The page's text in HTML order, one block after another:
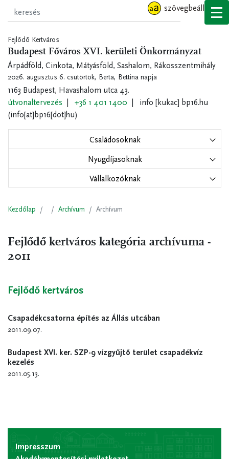
szövegbeállítások
Fejlődő Kertváros
Budapest Főváros XVI. kerületi Önkormányzat
Árpádföld, Cinkota, Mátyásföld, Sashalom, Rákosszentmihály
2026. augusztus 6. csütörtök, Berta, Bettina napja
1163 Budapest, Havashalom utca 43.
útvonaltervezés
+36 1 401 1400 info [kukac] bp16.hu
(info[at]bp16[dot]hu)
Családosoknak
Nyugdíjasoknak
Vállalkozóknak
Kezdőlap Archívum Archívum
Fejlődő kertváros kategória archívuma -
2011
Fejlődő kertváros
Csapadékcsatorna építés az Állás utcában
2011.09.07.
Budapest XVI. ker. SZP-9 vízgyűjtő terület csapadékvíz
kezelés
2011.05.13.
Impresszum